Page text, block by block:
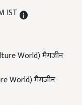
IST
World) मैगजीन